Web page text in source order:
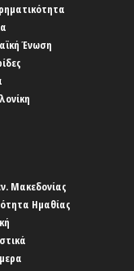
Ένωση
Μακεδονίας
Ημαθίας